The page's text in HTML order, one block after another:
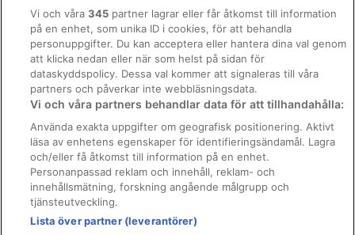
Gårdar i Stora Frö
Husvagnscampingar i Stora Frö
Regler och villkor för Vrbo
Tillgänglighetsanpassning
Juridisk information/Kontakta oss
Riktlinjer för innehåll och anmäla innehåll
Hjälp
Kontakta oss
Avboka eller ändra din bokning
Boka ett flyg med flygbolagskredit
Vi och våra345 partner lagrar eller får åtkomst till information
på en enhet, som unika ID i cookies, för att behandla
personuppgifter. Du kan acceptera eller hantera dina val genom
att klicka nedan eller när som helst på sidan för
dataskyddspolicy. Dessa val kommer att signaleras till våra
partners och påverkar inte webbläsningsdata.
Vi och våra partners behandlar data för att tillhandahålla:
Använda exakta uppgifter om geografisk positionering. Aktivt
läsa av enhetens egenskaper för identifieringsändamål. Lagra
och/eller få åtkomst till information på en enhet.
Personanpassad reklam och innehåll, reklam- och
innehållsmätning, forskning angående målgrupp och
tjänsteutveckling.
Lista över partner (leverantörer)